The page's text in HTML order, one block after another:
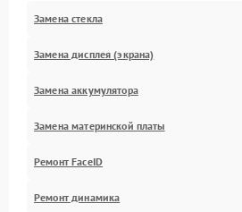
Замена стекла
Замена дисплея (экрана)
Замена аккумулятора
Замена материнской платы
Ремонт FaceID
Ремонт динамика